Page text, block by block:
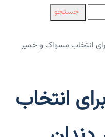
جستجو
انتخاب مسواک و خمیر
انتخاب